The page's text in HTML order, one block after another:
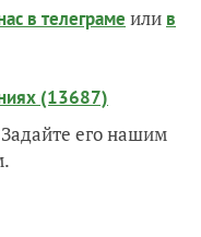
в телеграме или в
(13687)
его нашим